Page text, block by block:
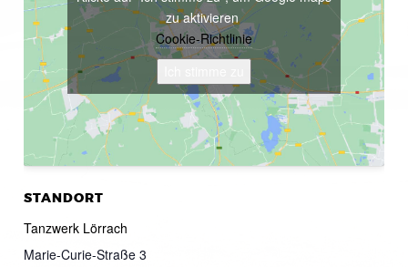
STANDORT
Tanzwerk Lörrach
Marie-Curie-Straße 3
zu aktivieren
Cookie-Richtlinie